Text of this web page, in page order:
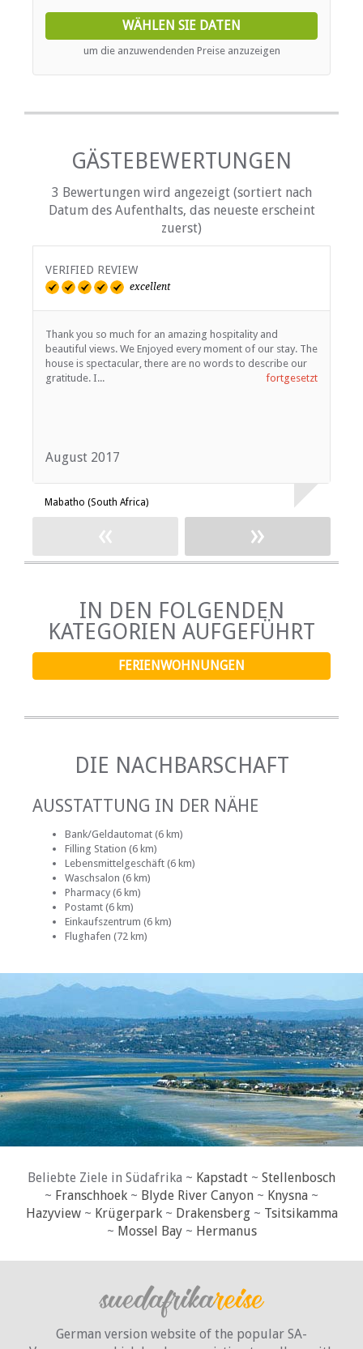
Braai / Grill (BBQ)
INTERNET
The 4th bedroom has an elegant king size bed and
incredible views from its double-aspect windows, balcony
and bathroom. Bedroom 5 is equally striking with a King-
size bed. In addition to the sundeck and pool, there's a
small lawn to the ocean-side. There's a secure double
vehicle at the house at all times.
WÄHLEN SIE DATEN
um die anzuwendenden Preise anzuzeigen
GÄSTEBEWERTUNGEN
3 Bewertungen wird angezeigt (sortiert nach
Datum des Aufenthalts, das neueste erscheint
zuerst)
VERIFIED REVIEW
excellent
Thank you so much for an amazing hospitality and
beautiful views. We Enjoyed every moment of our stay. The
house is spectacular, there are no words to describe our
gratitude. I...
fortgesetzt
August 2017
Mabatho (South Africa)
« »
IN DEN FOLGENDEN
KATEGORIEN AUFGEFÜHRT
FERIENWOHNUNGEN
DIE NACHBARSCHAFT
AUSSTATTUNG IN DER NÄHE
Bank/Geldautomat (6 km)
Filling Station (6 km)
Lebensmittelgeschäft (6 km)
Waschsalon (6 km)
Pharmacy (6 km)
Postamt (6 km)
Einkaufszentrum (6 km)
Flughafen (72 km)
Beliebte Ziele in Südafrika ~ Kapstadt ~ Stellenbosch
~ Franschhoek ~ Blyde River Canyon ~ Knysna ~
Hazyview~ Krügerpark~ Drakensberg~ Tsitsikamma
~ Mossel Bay~ Hermanus
German version website of the popular SA-